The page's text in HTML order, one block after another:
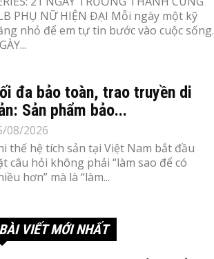
PHỤ NỮ HIỆN ĐẠI Mỗi ngày một kỹ
nhỏ để em tự tin bước vào cuộc sống.
đa bảo toàn, trao truyền di
Sản phẩm bảo...
08/2026
thế hệ tích sản tại Việt Nam bắt đầu
câu hỏi không phải “làm sao để có
hơn” mà là “làm...
BÀI VIẾT MỚI NHẤT